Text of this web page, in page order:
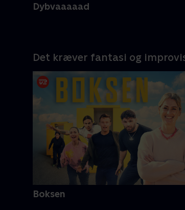
Dybvaaaaad
Det kræver fantasi og
Boksen